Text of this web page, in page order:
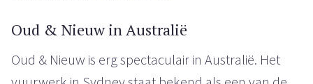
Oud & Nieuw in Australië
Oud & Nieuw is erg spectaculair in Australië. Het